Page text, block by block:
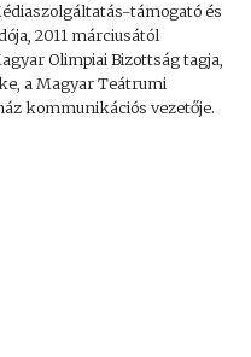
támogató és
2011 márciusától
Olimpiai Bizottság tagja,
a Magyar Teátrumi
kommunikációs vezetője.